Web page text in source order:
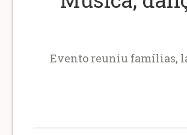
Evento reuniu famílias,